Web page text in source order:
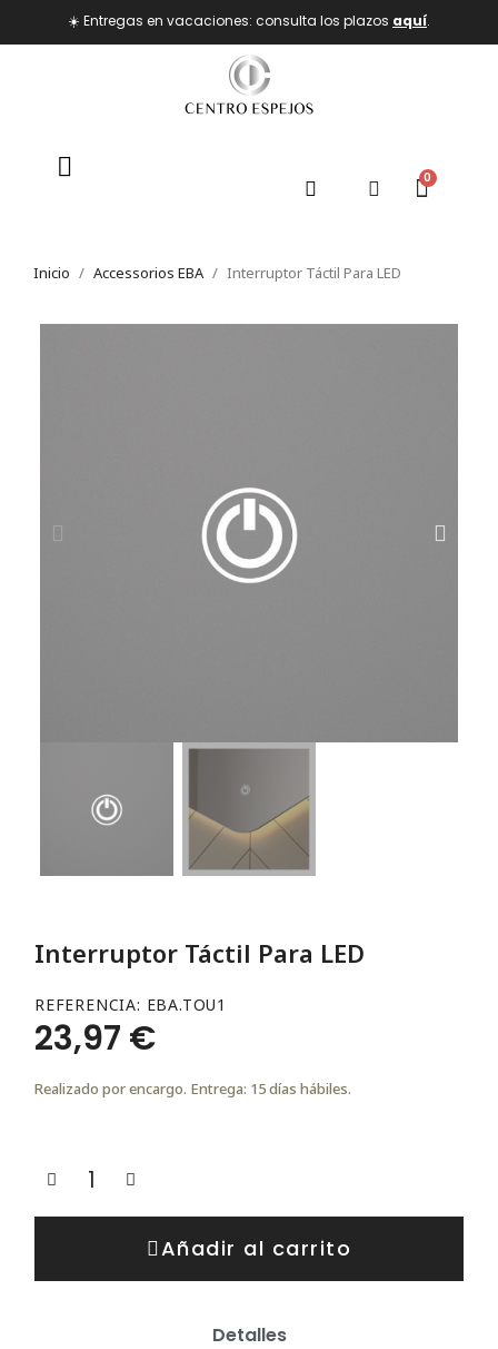
☀️ Entregas en vacaciones: consulta los plazos aquí.
Inicio Accessorios EBA Interruptor Táctil Para LED
Interruptor Táctil Para LED
REFERENCIA EBA.TOU1
23,97 €
Realizado por encargo. Entrega: 15 días hábiles.
Añadir al carrito
Detalles